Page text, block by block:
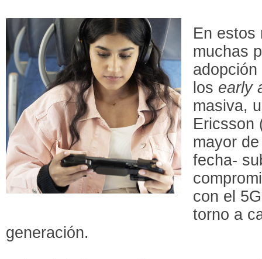
En estos
muchas
los early
masiva,
Ericsson
mayor
fecha-
con el
torno a
generación.